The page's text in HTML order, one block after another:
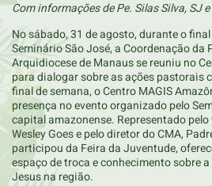
Com informações de Pe. Silas Silva, SJ
No sábado, 31 de agosto, durante o
Seminário São José, a Coordenação
Arquidiocese de Manaus se reuniu no
para dialogar sobre as ações pastorais
final de semana, o Centro MAGIS
presença no evento organizado pelo
capital amazonense. Representado
Wesley Goes e pelo diretor do CMA,
participou da Feira da Juventude,
espaço de troca e conhecimento sobre
Jesus na região.